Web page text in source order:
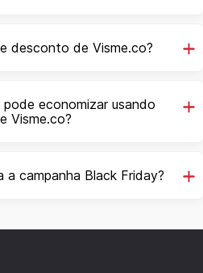
desconto de Visme.co?
economizar usando
Visme.co?
a campanha Black Friday?